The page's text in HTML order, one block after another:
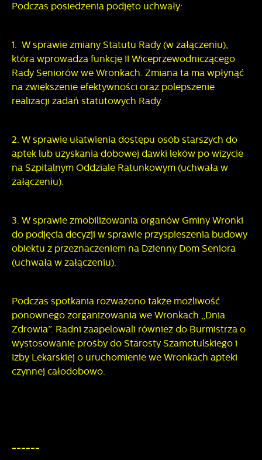
Podczas posiedzenia podjęto uchwały:
1. W sprawie zmiany Statutu Rady (w załączeniu),
która wprowadza funkcję II Wiceprzewodniczącego
Rady Seniorów we Wronkach. Zmiana ta ma wpłynąć
na zwiększenie efektywności oraz polepszenie
realizacji zadań statutowych Rady.
2. W sprawie ułatwienia dostępu osób starszych do
aptek lub uzyskania dobowej dawki leków po wizycie
na Szpitalnym Oddziale Ratunkowym (uchwała w
załączeniu).
3. W sprawie zmobilizowania organów Gminy Wronki
do podjęcia decyzji w sprawie przyspieszenia budowy
obiektu z przeznaczeniem na Dzienny Dom Seniora
(uchwała w załączeniu).
Podczas spotkania rozważono także możliwość
ponownego zorganizowania we Wronkach „Dnia
Zdrowia”. Radni zaapelowali również do Burmistrza o
wystosowanie prośby do Starosty Szamotulskiego i
Izby Lekarskiej o uruchomienie we Wronkach apteki
czynnej całodobowo.
------